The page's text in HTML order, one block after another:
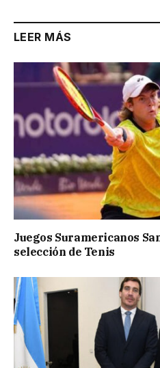
LEER MÁS
Juegos Suramericanos
selección de Tenis